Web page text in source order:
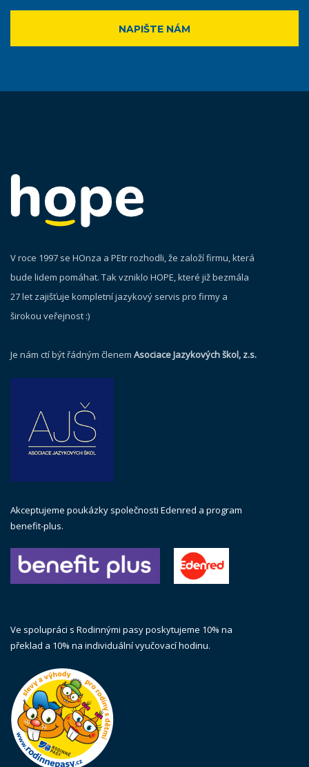
NAPIŠTE NÁM
V roce 1997 se HOnza a PEtr rozhodli, že založí firmu, která
bude lidem pomáhat. Tak vzniklo HOPE, které již bezmála
27 let zajišťuje kompletní jazykový servis pro firmy a
širokou veřejnost :)
Je nám ctí být řádným členem Asociace Jazykových škol, z.s.
Akceptujeme poukázky společnosti Edenred a program
benefit-plus.
Ve spolupráci s Rodinnými pasy poskytujeme 10% na
překlad a 10% na individuální vyučovací hodinu.